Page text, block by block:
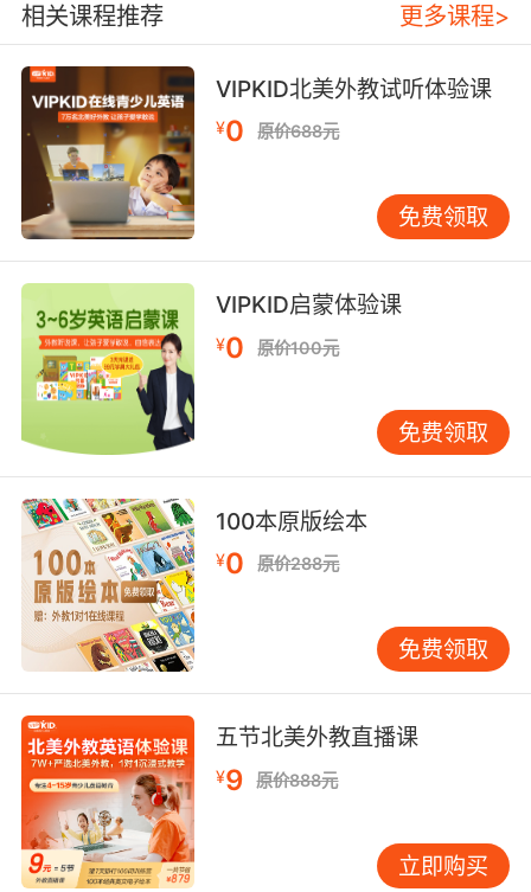
以及以上学历，以及1年以上教学或者是教育辅导
经验，这样才能更好地为孩子的英语学习保驾护
航。
vipkid专业的北美外教老师不仅可以将系统的英
语知识传授给孩子们，更是可以为孩子带来更加
立，更是可以让他们在交流沟通中更好地锻炼他
们的语言学习能力。有经验的外教则可以根据孩
子的特点因材施教，以帮助孩子的英语学习得到
更加有效的提升。
此外vipkid引进国际权威教材与深度自主研发相
结合，vipkid MC主修课程教材与教学内容都是
根据美国CCSS结合中国学生特性，由业内具有
资深自主研发实力的教研团队打造的，旨在提升
4~15岁孩子的创造性思维和综合素质能力，也能
扩展孩子的国际视野，让他们都成长为全能型的
英语学习者。
vipkid还利用人工智能与大数据相结合来提升孩
子们的学习效率，AI+大数据进行赋能教学为孩子
的英语学习形成全场景的闭环，再结合智能师生
匹配系统、教师能力图谱、智能备课系统、学习
相关课程推荐 更多课程>
VIPKID北美外教试听体验课
¥0 原价688元
免费领取
VIPKID启蒙体验课
¥0 原价100元
免费领取
100本原版绘本
¥0 原价288元
免费领取
五节北美外教直播课
¥9 原价888元
立即购买